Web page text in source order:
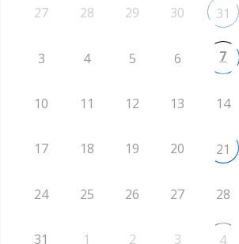
27 28 29 30 31
3 4 5 6 7
10 11 12 13 14
17 18 19 20 21
24 25 26 27 28
31 1 2 3 4